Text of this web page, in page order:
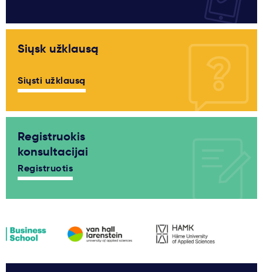
Siųsk užklausą
Siųsti užklausą
Registruokis
konsultacijai
Registruotis